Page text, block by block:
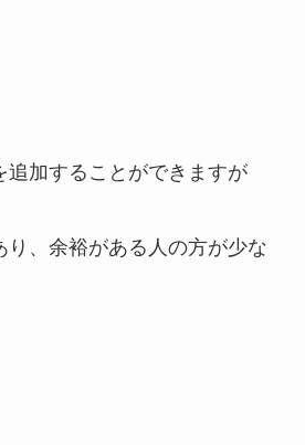
追加することができますが
り、余裕がある人の方が少な